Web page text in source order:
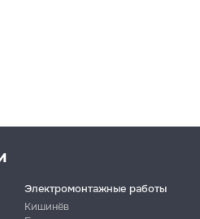
Электромонтажные работы
Кишинёв